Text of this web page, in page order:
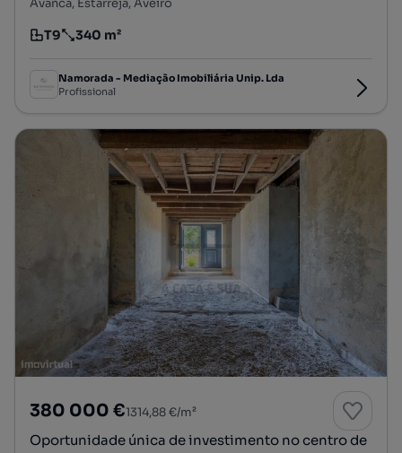
Avanca, Estarreja, Aveiro
Tipologia
T9
Preço por metro quadrado
340 m²
Namorada - Mediação Imobiliária Unip. Lda
Profissional
380 000 €1314,88 €/m²
Oportunidade única de investimento no centro de